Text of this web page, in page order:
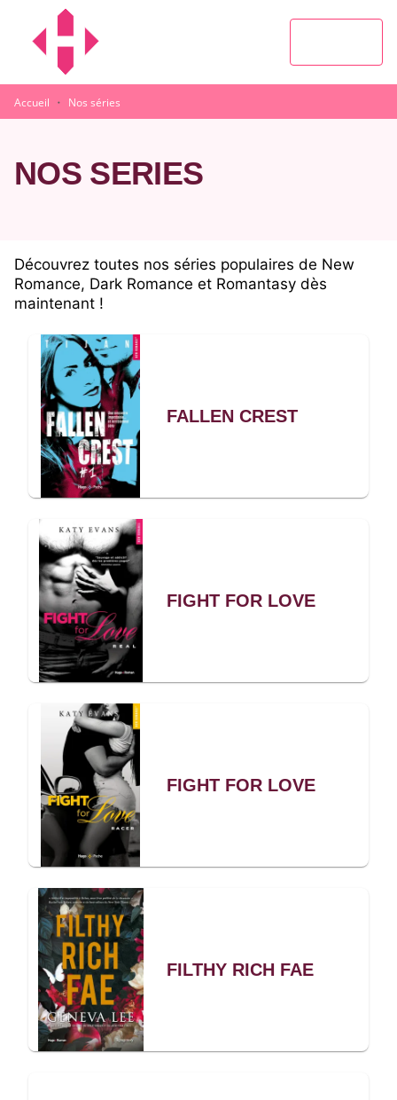
MENU
Accueil · Nos séries
NOS SÉRIES
Découvrez toutes nos séries populaires de New
Romance, Dark Romance et Romantasy dès
maintenant !
FALLEN CREST
FIGHT FOR LOVE
FIGHT FOR LOVE
FILTHY RICH FAE